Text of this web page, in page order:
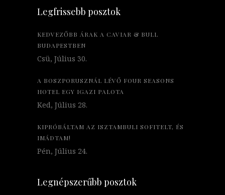
Legfrissebb posztok
KEDVEZŐBB ÁRAK A CAVIAR & BULL
BUDAPESTBEN
Csü, Július 30.
A BOSZPORUSZNÁL LÉVŐ FOUR SEASONS
HOTEL EGY IGAZI PALOTA
Ked, Július 28.
KIPRÓBÁLTAM AZ ISZTAMBULI SOFITELT, ÉS
IMÁDTAM!
Pén, Július 24.
Legnépszerűbb posztok